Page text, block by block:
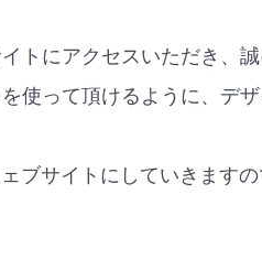
トにアクセスいただき、誠
使って頂けるように、デ
ブサイトにしていきます